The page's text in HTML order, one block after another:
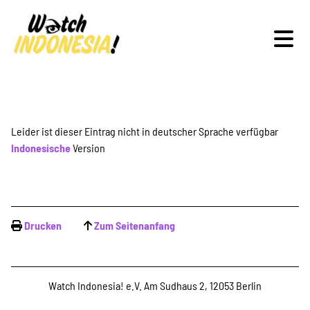
Schwerpunkte
Leider ist dieser Eintrag nicht in deutscher Sprache verfügbar
IndonesischeVersion
Drucken Zum Seitenanfang
Watch Indonesia! e.V. Am Sudhaus 2, 12053 Berlin